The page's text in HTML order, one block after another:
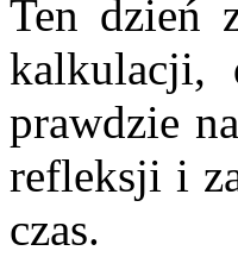
Ten dzień
kalkulacji,
prawdzie
refleksji i
czas.